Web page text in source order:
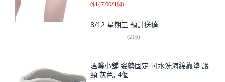
($147.00/1個)
8/12 星期三 預計送達
(216)
溫馨小舖 姿勢固定 可水洗海綿靠墊 護
頸 灰色, 4個